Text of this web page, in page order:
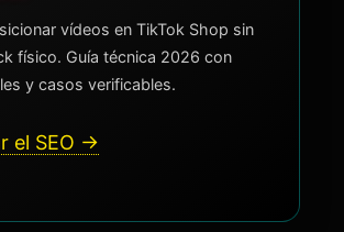
vídeos en TikTok Shop sin
físico. Guía técnica 2026 con
y casos verificables.
el SEO →